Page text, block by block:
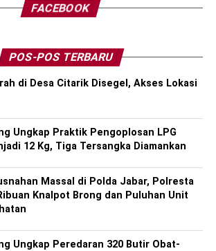
FACEBOOK
POS-POS TERBARU
di Desa Citarik Disegel, Akses Lokasi
Ungkap Praktik Pengoplosan LPG
12 Kg, Tiga Tersangka Diamankan
Massal di Polda Jabar, Polresta
Knalpot Brong dan Puluhan Unit
Ungkap Peredaran 320 Butir Obat-